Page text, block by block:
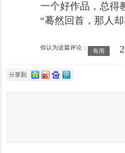
一个好作品，总得
“蓦然回首，那人
你认为这篇评论：
有用